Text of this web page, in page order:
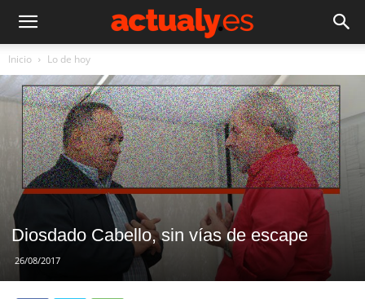
Inicio Lo de hoy
Diosdado Cabello, sin vías de escape
26/08/2017